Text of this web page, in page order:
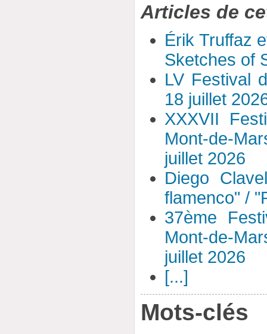
Articles de
Érik Truffaz
Sketches of
LV Festival
18 juillet
XXXVII
Mont-de-
juillet 2026
Diego
flamenco" /
37ème
Mont-de-
juillet 2026
[...]
Mots-clés